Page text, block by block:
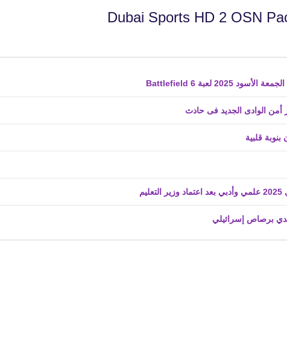
Dubai Sports HD 2 OSN
أمن الوادى الجديد فى حادث
قلبية
برصاص إسرائيلي